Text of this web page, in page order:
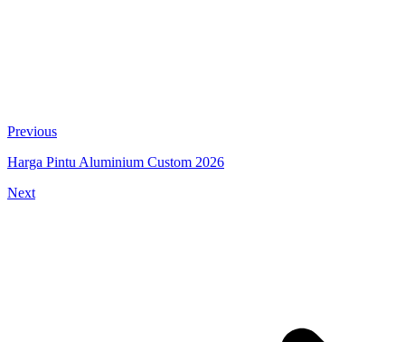
Previous
Harga Pintu Aluminium Custom 2026
Next